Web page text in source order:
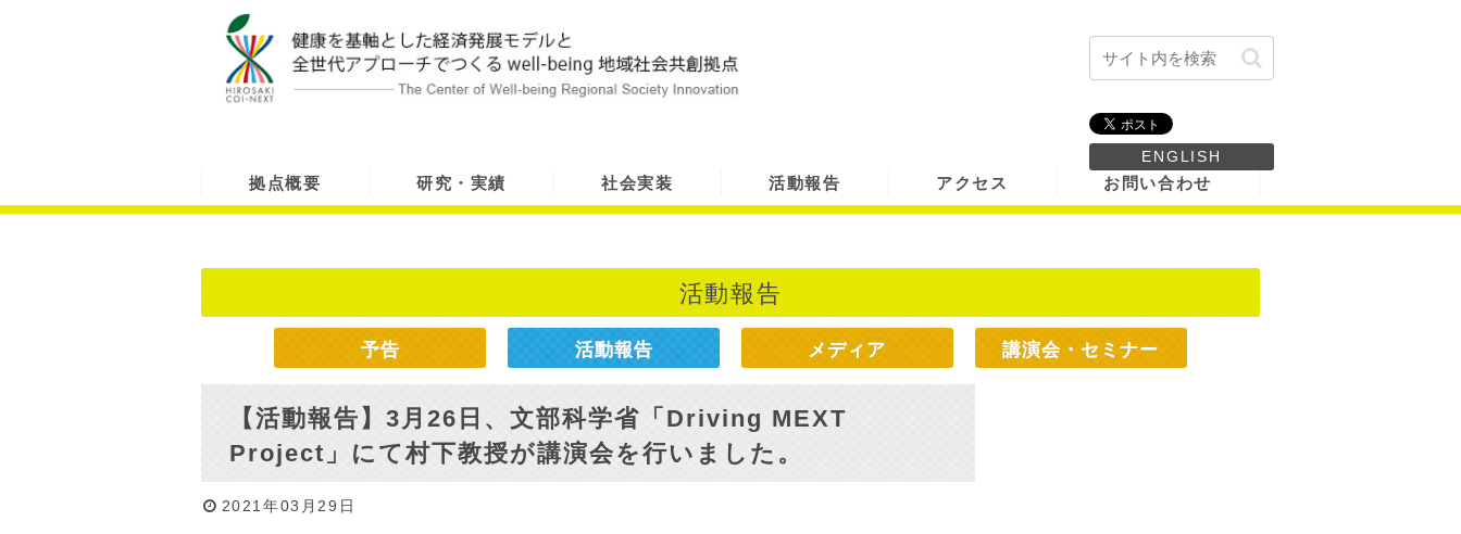
ENGLISH
拠点概要 研究・実績 社会実装 活動報告 アクセス お問い合わせ
活動報告
予告 活動報告 メディア 講演会・セミナー
【活動報告】3月26日、文部科学省「Driving MEXT
Project」にて村下教授が講演会を行いました。
2021年03月29日